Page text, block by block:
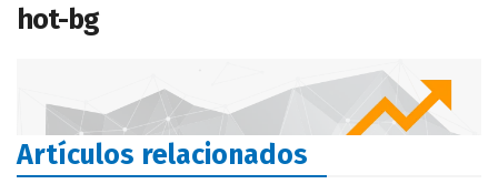
hot-bg
Artículos relacionados